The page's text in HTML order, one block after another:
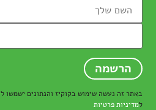
באתר זה נעשה שימוש בקוקיז והנתונים ישמשו
למדיניות פרטיות